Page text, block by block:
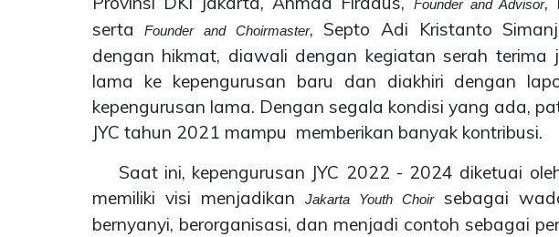
Founder and Advisor
sertaFounder and Choirmaster, Septo Adi Kristanto
dengan hikmat, diawali dengan kegiatan serah terima
lama ke kepengurusan baru dan diakhiri dengan
kepengurusan lama. Dengan segala kondisi yang ada,
JYC tahun 2021 mampu memberikan banyak kontribusi.
Saat ini, kepengurusan JYC 2022 - 2024 diketuai
memiliki visi menjadikan
Jakarta Youth Choirsebagai
bernyanyi, berorganisasi, dan menjadi contoh sebagai